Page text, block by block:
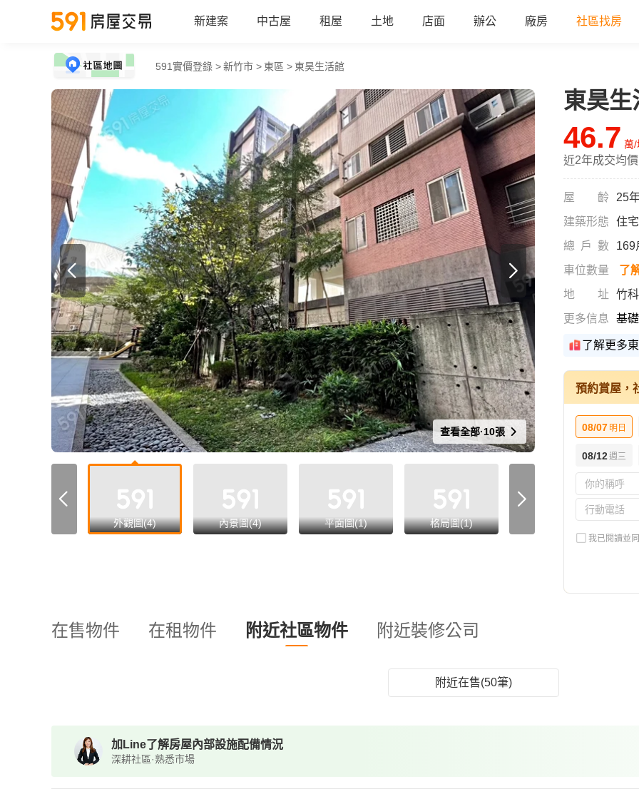
新建案 中古屋 租屋 土地 店面 辦公 廠房 社區找房
591實價登錄 >新竹市 > 東區 > 東昊生活館
all
查看全部·10張
外觀圖(4) 內景圖(4) 平面圖(1) 格局圖(1)
東昊生
46.7 萬/
近2年成交均價
屋齡
25
建築形態
住
總戶數
169
車位數量
了
地址
竹科
更多信息
基
了解更多
預約賞屋，
08/07 明日
08/12週三
我已閱讀並
在售物件 在租物件 附近社區物件 附近裝修公司
附近在售(50筆)
加Line了解房屋內部設施配備情況
深耕社區·熟悉市場